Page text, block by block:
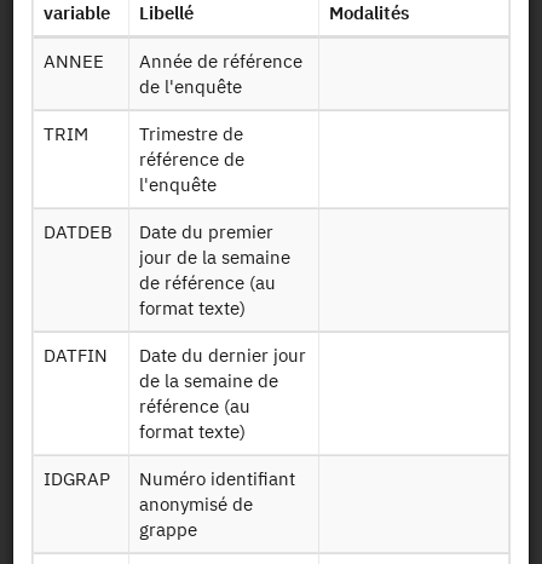
Identifiant persistant (DOI)
Retour à la source
ERFS : Enquête Revenus Fiscaux
et Sociaux - 2017
Autres produits :2023, 2022, 2021, 2020, 2019, 2018,
2017, 2016,2015, 2014, 2013, 2012, 2011, 2010, 2009,
2008, 2007, 2006, 2005
+
Demander l'accès
variable
Libellé Modalités
ANNEE
Année de référence
de l'enquête
TRIM
Trimestre de
référence de
l'enquête
DATDEB
Date du premier
jour de la semaine
de référence (au
format texte)
DATFIN
Date du dernier jour
de la semaine de
référence (au
format texte)
IDGRAP
Numéro identifiant
anonymisé de
grappe